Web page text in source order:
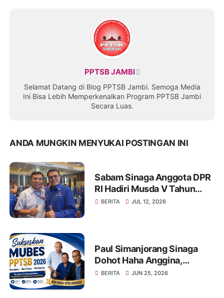
PPTSB JAMBI
Selamat Datang di Blog PPTSB Jambi. Semoga Media
Ini Bisa Lebih Memperkenalkan Program PPTSB Jambi
Secara Luas.
ANDA MUNGKIN MENYUKAI POSTINGAN INI
Sabam Sinaga Anggota DPR
RI Hadiri Musda V Tahun
2026 DPD Partai Demokrat
BERITA JUL 12, 2026
Paul Simanjorang Sinaga
Dohot Haha Anggina,
Singgah di Warung Makan
BERITA JUN 25, 2026